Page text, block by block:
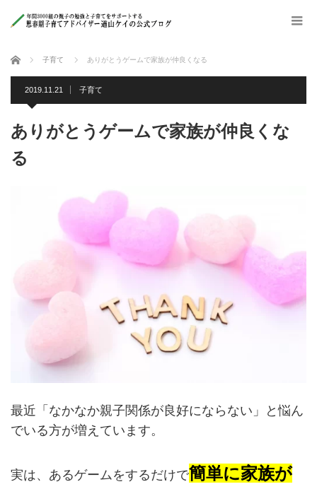
ホーム 子育て ありがとうゲームで家族が仲良くなる
2019.11.21 子育て
ありがとうゲームで家族が仲良くな
る
最近「なかなか親子関係が良好にならない」と悩ん
でいる方が増えています。
実は、あるゲームをするだけで簡単に家族が